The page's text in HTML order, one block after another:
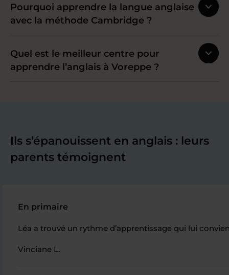
Pourquoi apprendre la langue anglaise
avec la méthode Cambridge ?
Quel est le meilleur centre pour
apprendre l’anglais à Voreppe ?
Ils s’épanouissent en anglais : leurs
parents témoignent
En primaire
Léa a trouvé un rythme d’apprentissage qui lui
Vinciane L.